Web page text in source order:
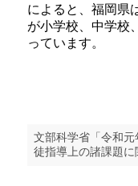
によると、福岡県
が小学校、中学校
っています。
文部科学省「令和
徒指導上の諸課題に